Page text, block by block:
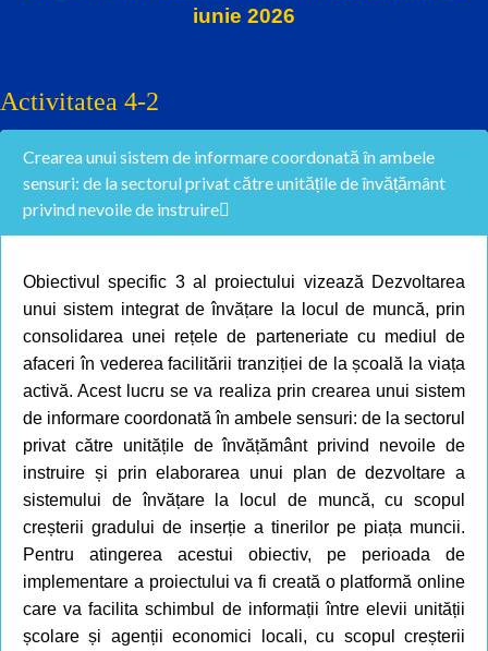
iunie 2026
Activitatea 4-2
Crearea unui sistem de informare coordonată în ambele
sensuri: de la sectorul privat către unitățile de învățământ
privind nevoile de instruire
Obiectivul specific 3 al proiectului vizează Dezvoltarea
unui sistem integrat de învățare la locul de muncă, prin
consolidarea unei rețele de parteneriate cu mediul de
afaceri în vederea facilitării tranziției de la școală la viața
activă. Acest lucru se va realiza prin crearea unui sistem
de informare coordonată în ambele sensuri: de la sectorul
privat către unitățile de învățământ privind nevoile de
instruire și prin elaborarea unui plan de dezvoltare a
sistemului de învățare la locul de muncă, cu scopul
creșterii gradului de inserție a tinerilor pe piața muncii.
Pentru atingerea acestui obiectiv, pe perioada de
implementare a proiectului va fi creată o platformă online
care va facilita schimbul de informații între elevii unității
școlare și agenții economici locali, cu scopul creșterii